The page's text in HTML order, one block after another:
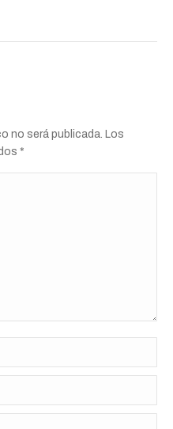
no será publicada. Los
*